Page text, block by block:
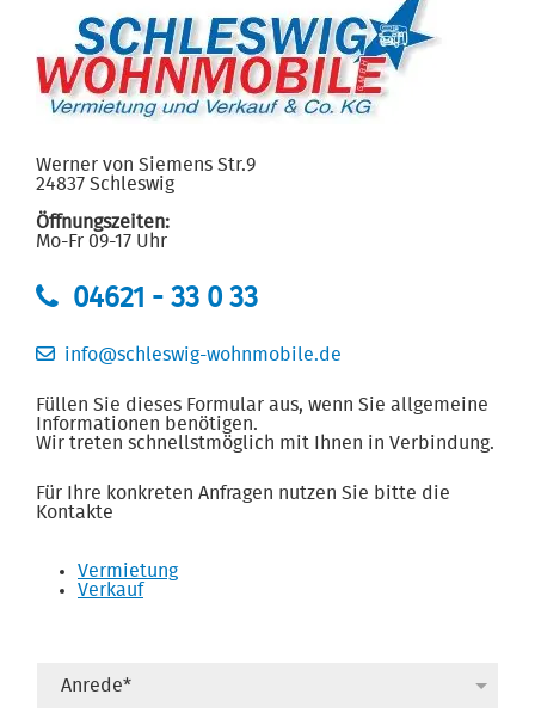
Werner von Siemens Str.9
24837 Schleswig
Öffnungszeiten:
Mo-Fr 09-17 Uhr
04621 - 33 0 33
info@schleswig-wohnmobile.de
Füllen Sie dieses Formular aus, wenn Sie allgemeine
Informationen benötigen.
Wir treten schnellstmöglich mit Ihnen in Verbindung.
Für Ihre konkreten Anfragen nutzen Sie bitte die
Kontakte
Vermietung
Verkauf